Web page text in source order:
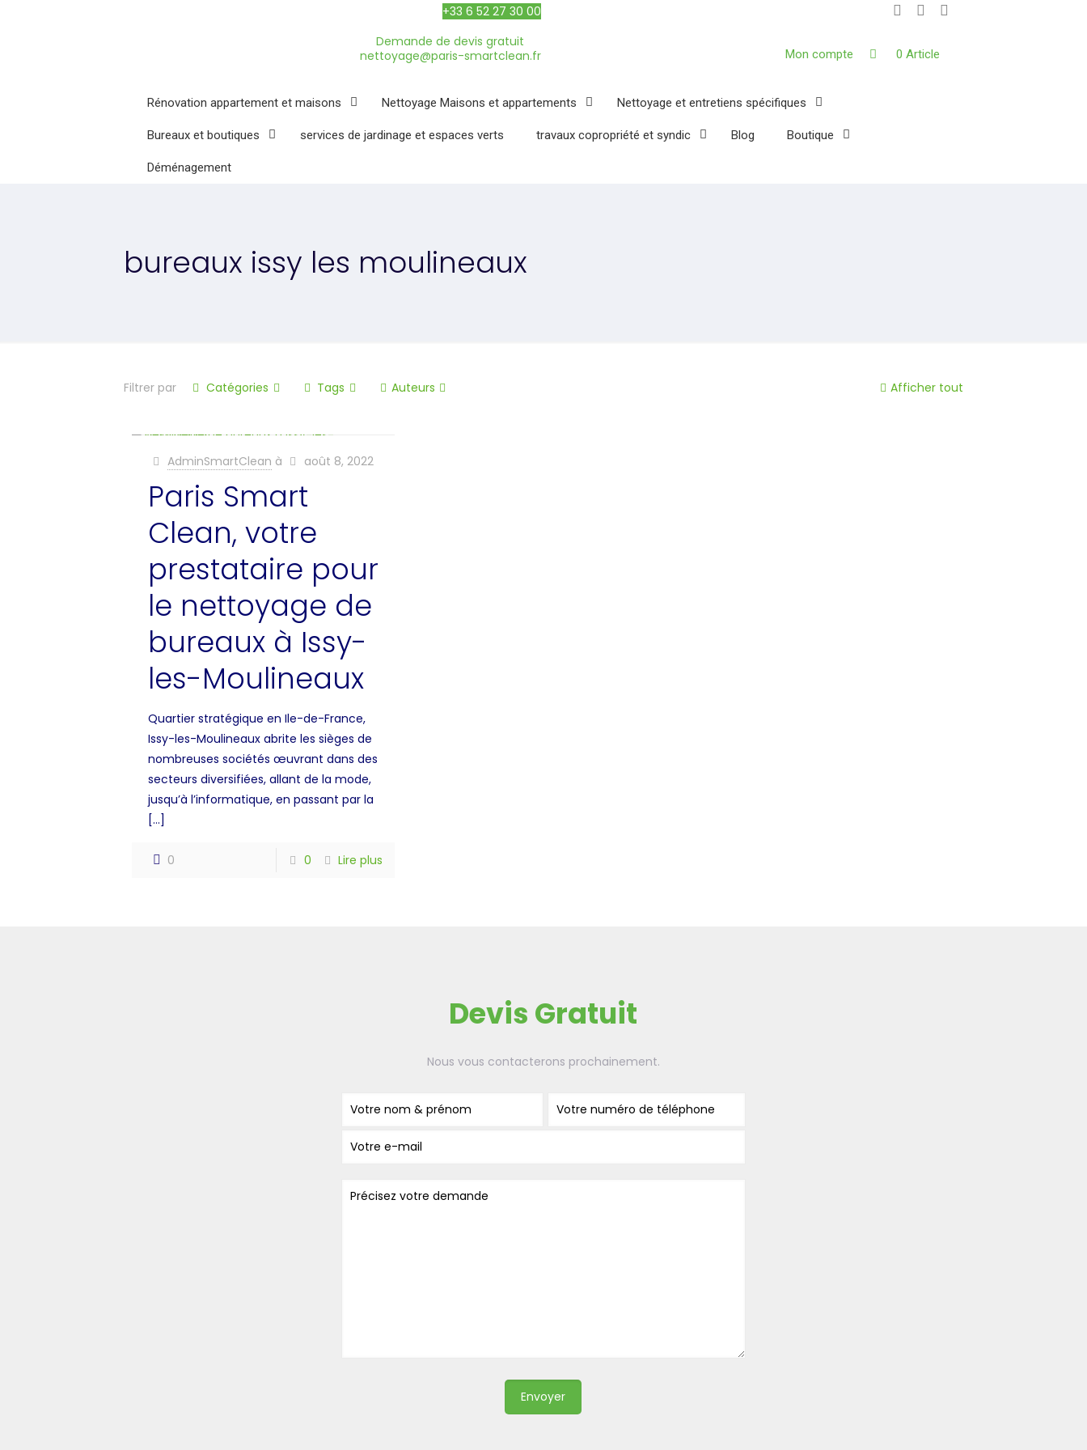
+33 6 52 27 30 00
Demande de devis gratuit
nettoyage@paris-smartclean.fr
Mon compte 0 Article
Rénovation appartement et maisons Nettoyage Maisons et appartements Nettoyage et entretiens spécifiques
Bureaux et boutiques services de jardinage et espaces verts travaux copropriété et syndic Blog Boutique
Déménagement
bureaux issy les moulineaux
Filtrer par Catégories Tags Auteurs Afficher tout
AdminSmartClean à août 8, 2022
Paris Smart
Clean, votre
prestataire pour
le nettoyage de
bureaux à Issy-
les-Moulineaux
Quartier stratégique en Ile-de-France,
Issy-les-Moulineaux abrite les sièges de
nombreuses sociétés œuvrant dans des
secteurs diversifiées, allant de la mode,
jusqu’à l’informatique, en passant par la
[…]
0 0 Lire plus
Devis Gratuit
Nous vous contacterons prochainement.